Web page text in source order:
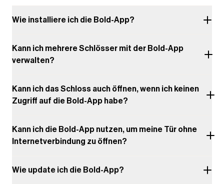
Wie installiere ich die Bold-App?
Kann ich mehrere Schlösser mit der Bold-App
verwalten?
Kann ich das Schloss auch öffnen, wenn ich keinen
Zugriff auf die Bold-App habe?
Kann ich die Bold-App nutzen, um meine Tür ohne
Internetverbindung zu öffnen?
Wie update ich die Bold-App?